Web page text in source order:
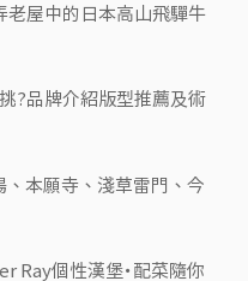
老屋中的日本高山飛驒牛
?品牌介紹版型推薦及術
、本願寺、淺草雷門、今
Ray個性漢堡・配菜隨你